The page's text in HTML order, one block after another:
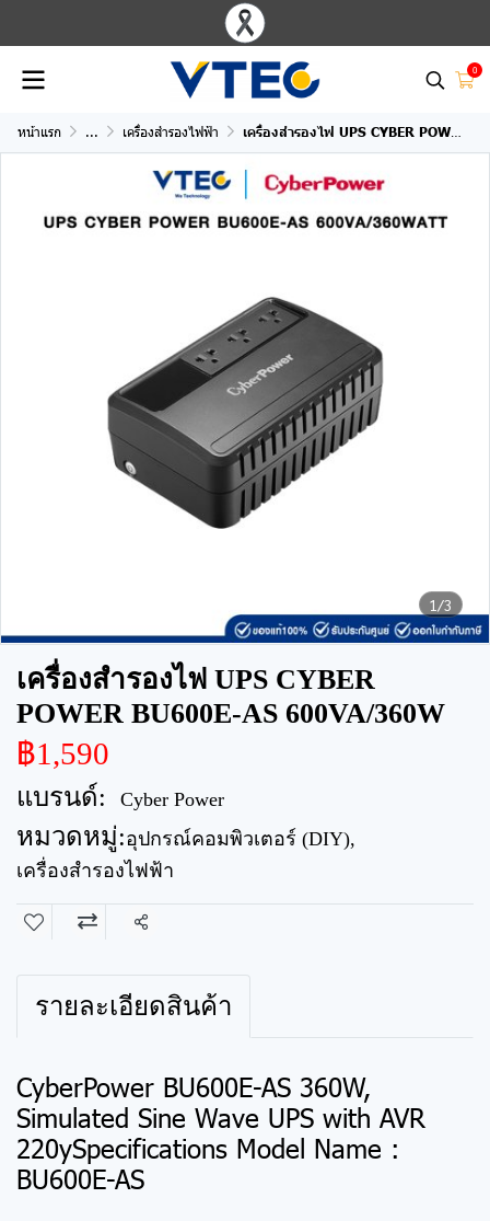
0
หน้าแรก ... เครื่องสำรองไฟฟ้า เครื่องสำรองไฟ UPS CYBER POWER BU600E-AS 600VA/360W
1/3
เครื่องสำรองไฟ UPS CYBER
POWER BU600E-AS 600VA/360W
฿1,590
แบรนด์: Cyber Power
หมวดหมู่:อุปกรณ์คอมพิวเตอร์ (DIY),
เครื่องสำรองไฟฟ้า
แชร์
รายละเอียดสินค้า
CyberPower BU600E-AS 360W,
Simulated Sine Wave UPS with AVR
220ySpecifications Model Name :
BU600E-AS